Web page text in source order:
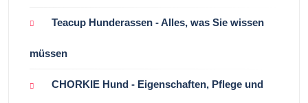
Teacup Hunderassen - Alles, was Sie wissen
müssen
CHORKIE Hund - Eigenschaften, Pflege und